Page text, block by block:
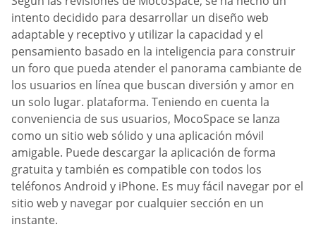
intento decidido para desarrollar un diseño web
adaptable y receptivo y utilizar la capacidad y el
pensamiento basado en la inteligencia para construir
un foro que pueda atender el panorama cambiante de
los usuarios en línea que buscan diversión y amor en
un solo lugar. plataforma. Teniendo en cuenta la
conveniencia de sus usuarios, MocoSpace se lanza
como un sitio web sólido y una aplicación móvil
amigable. Puede descargar la aplicación de forma
gratuita y también es compatible con todos los
teléfonos Android y iPhone. Es muy fácil navegar por el
sitio web y navegar por cualquier sección en un
instante.